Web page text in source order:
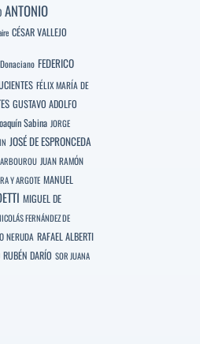
ANTONIO
CÉSAR VALLEJO
Donaciano FEDERICO
FÉLIX MARÍA DE
GUSTAVO ADOLFO
Sabina JORGE
JOSÉ DE ESPRONCEDA
JUAN RAMÓN
Y ARGOTE MANUEL
MIGUEL DE
FERNÁNDEZ DE
NERUDA RAFAEL ALBERTI
RUBÉN DARÍO SOR JUANA